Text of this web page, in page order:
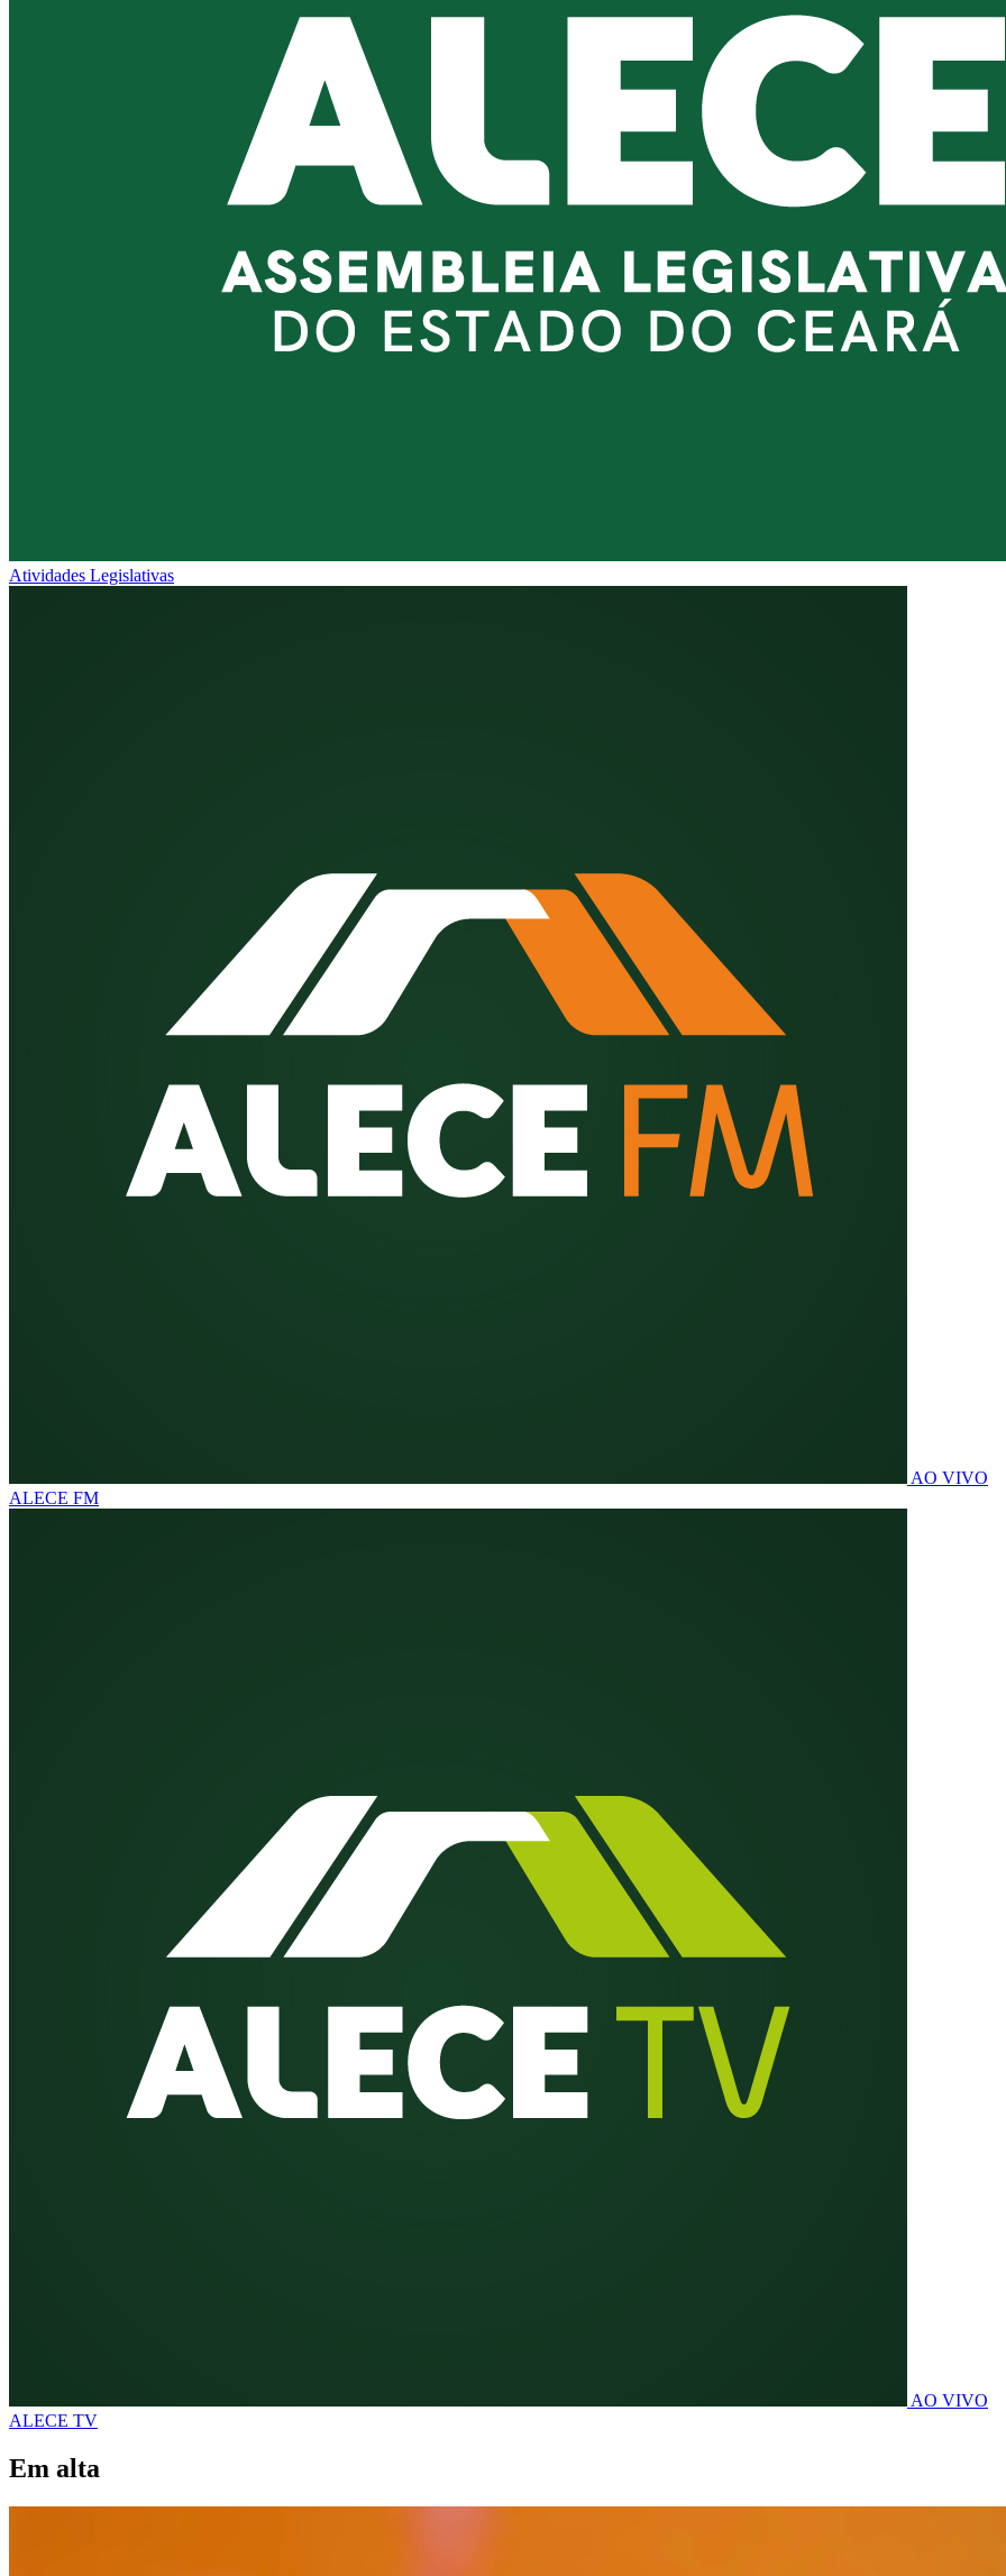
Atividades Legislativas
AO VIVO
ALECE FM
AO VIVO
ALECE TV
Em alta